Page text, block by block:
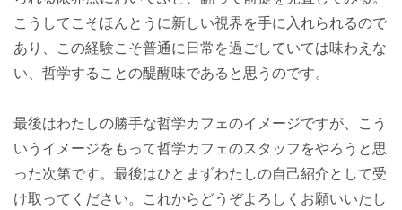
こうしてこそほんとうに新しい視界を手に入れられるので
あり、この経験こそ普通に日常を過ごしていては味わえな
い、哲学することの醍醐味であると思うのです。
最後はわたしの勝手な哲学カフェのイメージですが、こう
いうイメージをもって哲学カフェのスタッフをやろうと思
った次第です。最後はひとまずわたしの自己紹介として受
け取ってください。これからどうぞよろしくお願いいたし